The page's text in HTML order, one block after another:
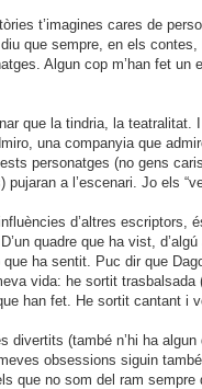
t’imagines cares de
que sempre, en els
Algun cop m’han fet un
que la tindria, la teatralitat.
una companyia que
personatges (no gens
a l’escenari. Jo els
d’altres escriptors,
quadre que ha vist,
que ha sentit. Puc dir que
vida: he sortit trasbalsada
han fet. He sortit cantant i
divertits (també n’hi ha
obsessions siguin
que no som del ram sempre